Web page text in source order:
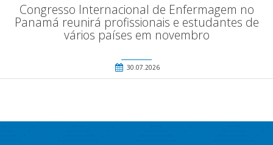
Congresso Internacional de Enfermagem no
Panamá reunirá profissionais e estudantes de
vários países em novembro
30.07.2026